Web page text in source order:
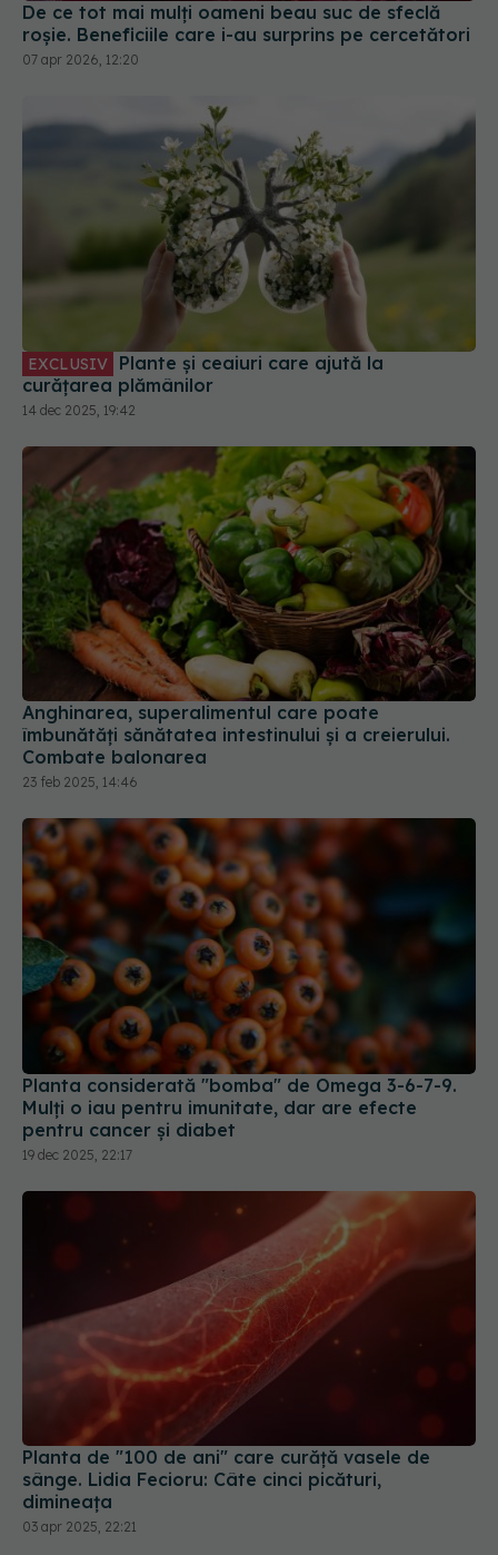
De ce tot mai mulți oameni beau suc de sfeclă
roșie. Beneficiile care i-au surprins pe cercetători
07 apr 2026, 12:20
EXCLUSIV
curățarea plămânilor
14 dec 2025, 19:42
Anghinarea, superalimentul care poate
îmbunătăți sănătatea intestinului și a creierului.
Combate balonarea
23 feb 2025, 14:46
Planta considerată "bomba" de Omega 3-6-7-9.
Mulți o iau pentru imunitate, dar are efecte
pentru cancer și diabet
19 dec 2025, 22:17
Planta de "100 de ani" care curăţă vasele de
sânge. Lidia Fecioru: Câte cinci picături,
dimineaţa
03 apr 2025, 22:21